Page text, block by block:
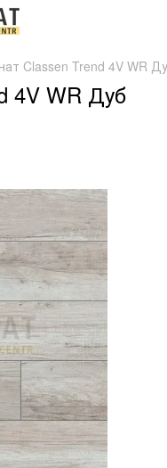
Classen Trend 4V WR
4V WR Дуб